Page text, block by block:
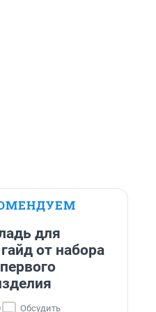
для
от набора
Обсудить